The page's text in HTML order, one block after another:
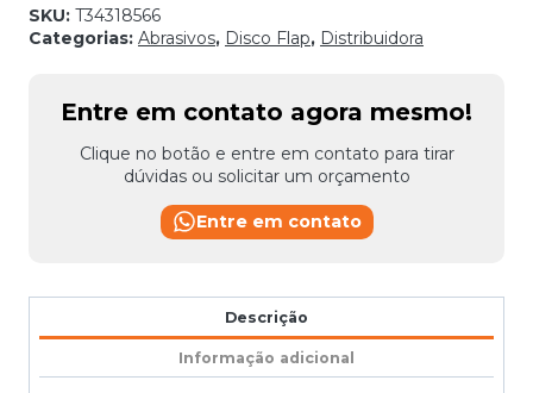
ZA80
TYROLIT
SKU: T34318566
Categorias: Abrasivos, Disco Flap, Distribuidora
Entre em contato agora mesmo!
Clique no botão e entre em contato para tirar
dúvidas ou solicitar um orçamento
Entre em contato
Descrição
Informação adicional